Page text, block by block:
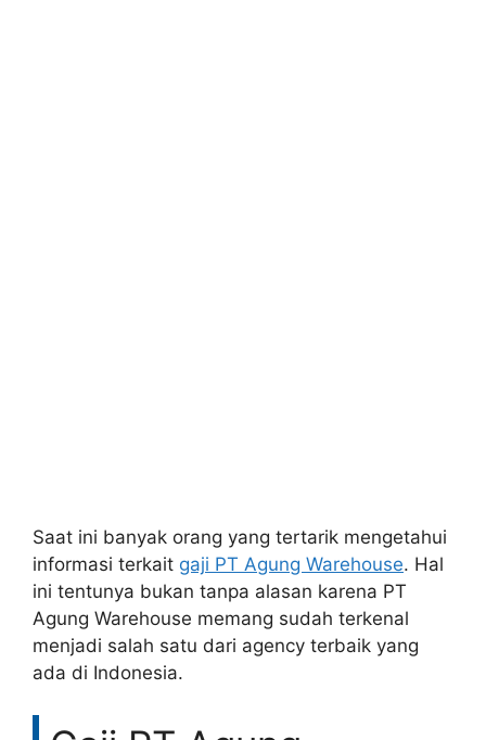
Saat ini banyak orang yang tertarik mengetahui
informasi terkait gaji PT Agung Warehouse. Hal
ini tentunya bukan tanpa alasan karena PT
Agung Warehouse memang sudah terkenal
menjadi salah satu dari agency terbaik yang
ada di Indonesia.